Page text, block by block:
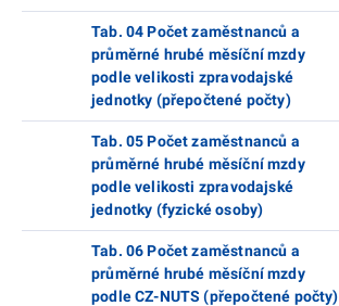
Tab. 04 Počet zaměstnanců a
průměrné hrubé měsíční mzdy
podle velikosti zpravodajské
jednotky (přepočtené počty)
Tab. 05 Počet zaměstnanců a
průměrné hrubé měsíční mzdy
podle velikosti zpravodajské
jednotky (fyzické osoby)
Tab. 06 Počet zaměstnanců a
průměrné hrubé měsíční mzdy
podle CZ-NUTS (přepočtené počty)